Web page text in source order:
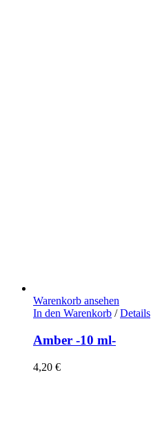
Warenkorb ansehen
In den Warenkorb / Details
Amber -10 ml-
4,20 €